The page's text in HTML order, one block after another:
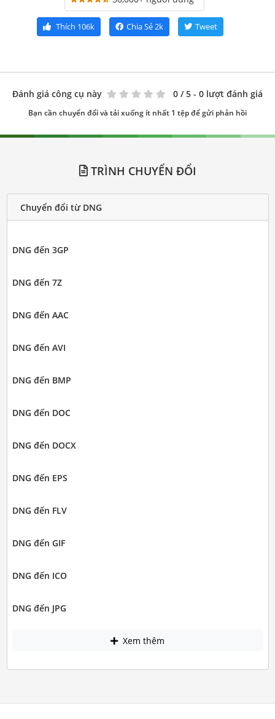
Thích 106k Chia Sẻ2k Tweet
Đánh giá công cụ này 0 / 5 - 0 lượt đánh giá
Bạn cần chuyển đổi và tải xuống ít nhất 1 tệp để gửi phản hồi
TRÌNH CHUYỂN ĐỔI
Chuyển đổi từ DNG
DNG đến 3GP
DNG đến 7Z
DNG đến AAC
DNG đến AVI
DNG đến BMP
DNG đến DOC
DNG đến DOCX
DNG đến EPS
DNG đến FLV
DNG đến GIF
DNG đến ICO
DNG đến JPG
Xem thêm